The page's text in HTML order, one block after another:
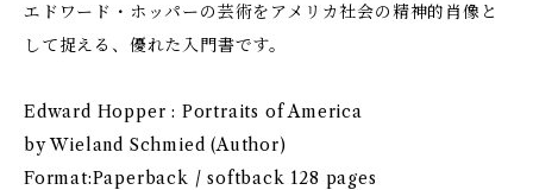
エドワード・ホッパーの芸術をアメリカ社会の精神的肖像と
して捉える、優れた入門書です。
Edward Hopper : Portraits of America
by Wieland Schmied (Author)
Format:Paperback / softback 128 pages